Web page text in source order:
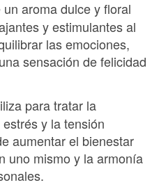
aroma dulce y floral
y estimulantes al
las emociones,
sensación de felicidad
para tratar la
y la tensión
aumentar el bienestar
uno mismo y la armonía